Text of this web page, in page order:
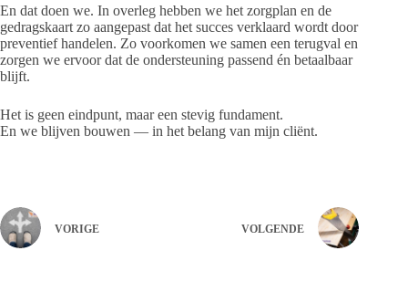
En dat doen we. In overleg hebben we het zorgplan en de
gedragskaart zo aangepast dat het succes verklaard wordt door
preventief handelen. Zo voorkomen we samen een terugval en
zorgen we ervoor dat de ondersteuning passend én betaalbaar
blijft.
Het is geen eindpunt, maar een stevig fundament.
En we blijven bouwen — in het belang van mijn cliënt.
VORIGE VOLGENDE